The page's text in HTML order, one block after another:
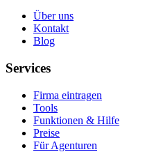
Über uns
Kontakt
Blog
Services
Firma eintragen
Tools
Funktionen & Hilfe
Preise
Für Agenturen